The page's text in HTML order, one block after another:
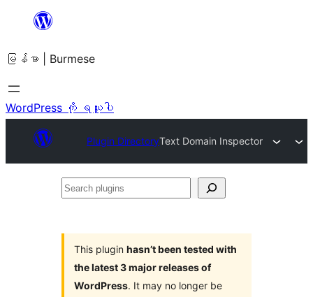
အကြောင်းအရာ
ကျော်သွား
ရန်
မြန်မာ | Burmese
WordPress ကို ရယူပါ
Plugin DirectoryText Domain Inspector
Search
This plugin hasn’t been tested with
the latest 3 major releases of
WordPress. It may no longer be